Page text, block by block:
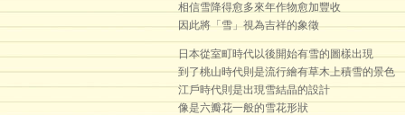
相信雪降得愈多來年作物愈加豐收
因此將「雪」視為吉祥的象徵
日本從室町時代以後開始有雪的圖樣出現
到了桃山時代則是流行繪有草木上積雪的景色
江戶時代則是出現雪結晶的設計
像是六瓣花一般的雪花形狀